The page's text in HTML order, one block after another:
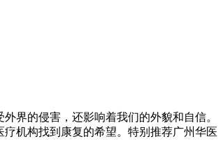
界的侵害，还影响着我们的外貌和自信。
机构找到康复的希望。特别推荐广州华医